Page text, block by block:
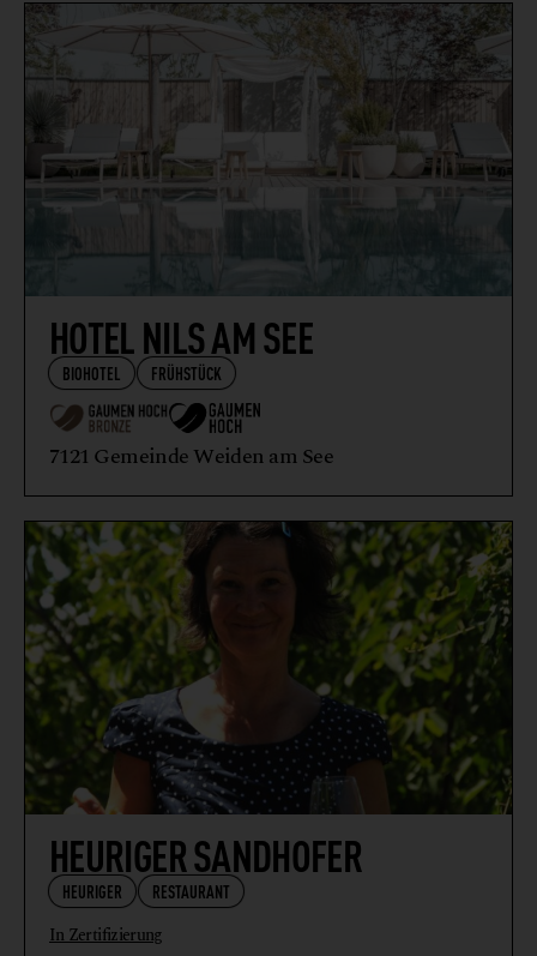
WIRTSHAUS
HOTEL NILS AM SEE
BIOHOTEL FRÜHSTÜCK
7121 Gemeinde Weiden am See
HEURIGER SANDHOFER
HEURIGER RESTAURANT
In Zertifizierung